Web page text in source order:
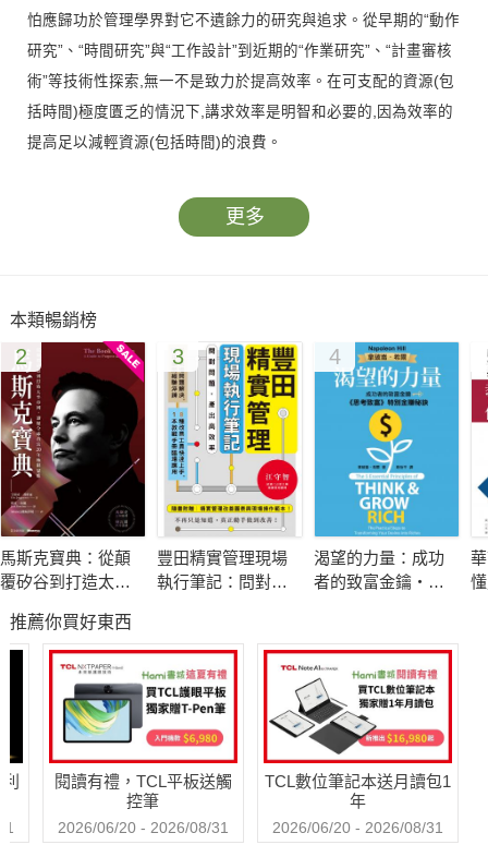
怕應歸功於管理學界對它不遺餘力的研究與追求。從早期的“動作
研究”、“時間研究”與“工作設計”到近期的“作業研究”、“計畫審核
術”等技術性探索,無一不是致力於提高效率。在可支配的資源(包
括時間)極度匱乏的情況下,講求效率是明智和必要的,因為效率的
提高足以減輕資源(包括時間)的浪費。
更多
本類暢銷榜
2
馬斯克寶典：從顛
覆矽谷到打造太空
富20年極限思維
3
豐田精實管理現場
執行筆記：問對問
4
渴望的力量：成功
者的致富金鑰‧
推薦你買好東西
閱讀有禮，TCL平板送觸
控筆
2026/06/20 - 2026/08/31
TCL數位筆記本送月讀包1
年
2026/06/20 - 2026/08/31